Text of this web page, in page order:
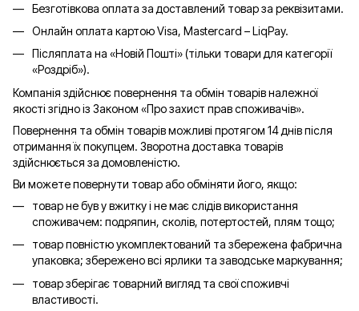
Безготівкова оплата за доставлений товар за реквізитами.
Онлайн оплата картою Visa, Mastercard – LiqPay.
Післяплата на «Новій Пошті» (тільки товари для категорії
«Роздріб»).
Компанія здійснює повернення та обмін товарів належної
якості згідно із Законом «Про захист прав споживачів».
Повернення та обмін товарів можливі протягом 14 днів після
отримання їх покупцем. Зворотна доставка товарів
здійснюється за домовленістю.
Ви можете повернути товар або обміняти його, якщо:
товар не був у вжитку і не має слідів використання
споживачем: подряпин, сколів, потертостей, плям тощо;
товар повністю укомплектований та збережена фабрична
упаковка; збережено всі ярлики та заводське маркування;
товар зберігає товарний вигляд та свої споживчі
властивості.